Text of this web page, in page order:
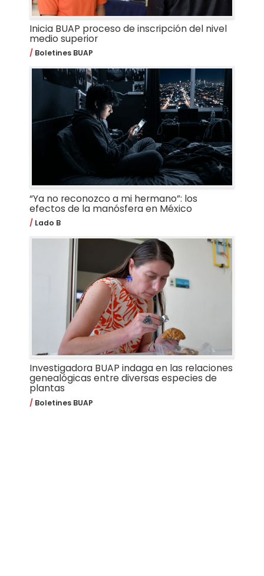
Inicia BUAP proceso de inscripción del nivel
medio superior
Boletines BUAP
“Ya no reconozco a mi hermano”: los
efectos de la manósfera en México
Lado B
Investigadora BUAP indaga en las relaciones
genealógicas entre diversas especies de
plantas
Boletines BUAP